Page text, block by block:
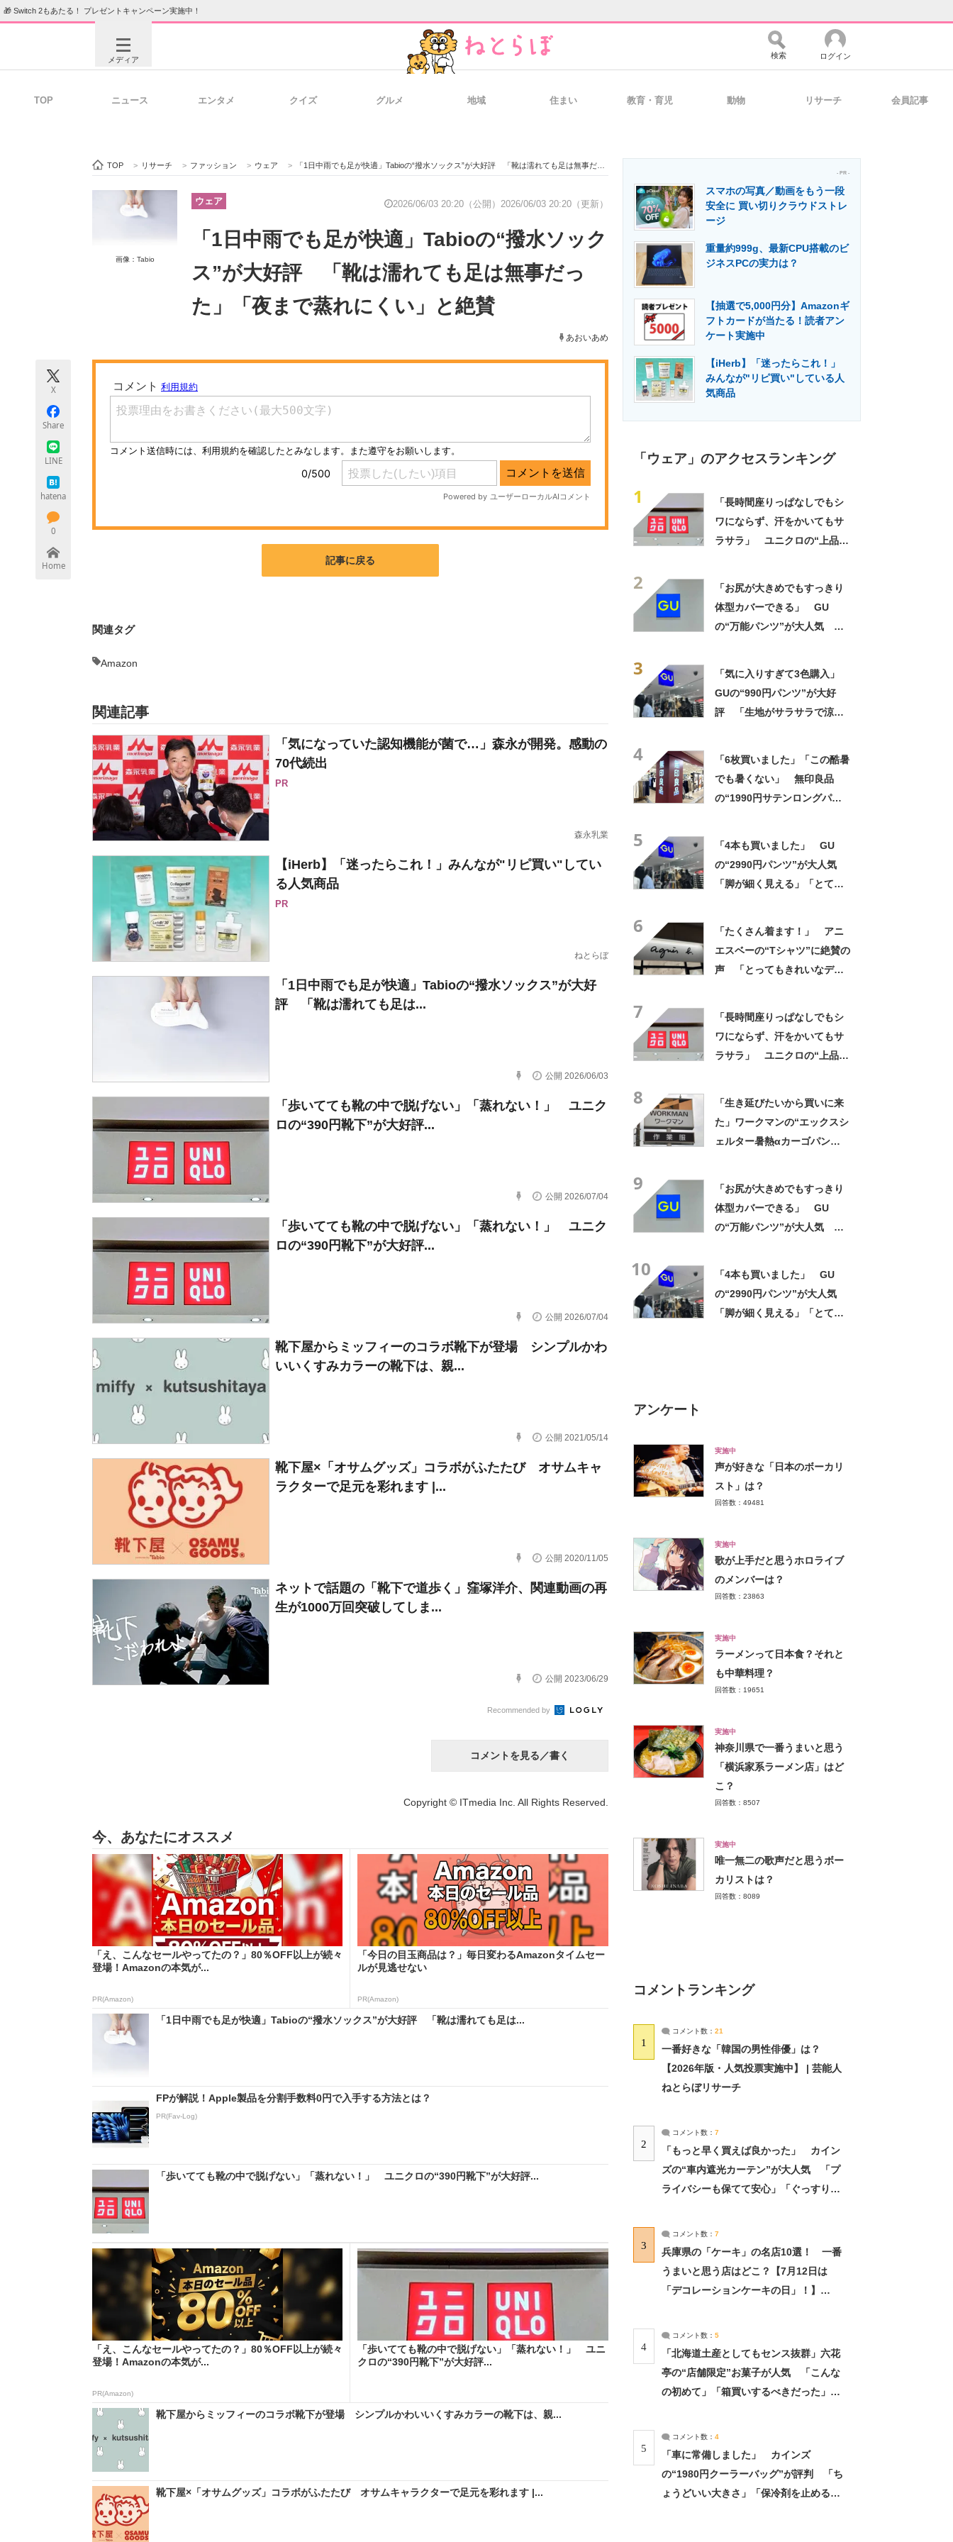
🎁 Switch 2もあたる！ プレゼントキャンペーン実施中！
メディア
ビジネスと働き方のヒント 経営リーダーのコミュニティ マーケ×ITの今がよく分かる
ITエンジニア向け専門サイト 企業向けIT製品の総合サイト 製造業のIT導入・活用を支援
エネルギーの専門メディア 建設×テクノロジーの最前線
ちょっと気になるネットの話題
検索 ログイン
TOP ニュース エンタメ クイズ グルメ 地域 住まい 教育・育児 動物 リサーチ 会員記事
TOP > リサーチ > ファッション > ウェア > 「1日中雨でも足が快適」Tabioの“撥水ソックス”が大好評 「靴は濡れても足は無事だった」「夜まで蒸れにくい」と絶賛
画像：Tabio
ウェア 2026/06/03 20:20（公開） 2026/06/03 20:20（更新）
「1日中雨でも足が快適」Tabioの“撥水ソック
ス”が大好評 「靴は濡れても足は無事だっ
た」「夜まで蒸れにくい」と絶賛
あおいあめ
X
Share
LINE
hatena
0
Home 記事に戻る
関連タグ
Amazon
関連記事
「気になっていた認知機能が菌で…」森永が開発。感動の
70代続出
PR
森永乳業
【iHerb】「迷ったらこれ！」みんなが"リピ買い"してい
る人気商品
PR
ねとらぼ
「1日中雨でも足が快適」Tabioの“撥水ソックス”が大好
評 「靴は濡れても足は...
公開 2026/06/03
「歩いてても靴の中で脱げない」「蒸れない！」 ユニク
ロの“390円靴下”が大好評...
公開 2026/07/04
「歩いてても靴の中で脱げない」「蒸れない！」 ユニク
ロの“390円靴下”が大好評...
公開 2026/07/04
靴下屋からミッフィーのコラボ靴下が登場 シンプルかわ
いいくすみカラーの靴下は、親...
公開 2021/05/14
靴下屋×「オサムグッズ」コラボがふたたび オサムキャ
ラクターで足元を彩れます |...
公開 2020/11/05
ネットで話題の「靴下で道歩く」窪塚洋介、関連動画の再
生が1000万回突破してしま...
公開 2023/06/29
Recommended by
コメントを見る／書く
Copyright © ITmedia Inc. All Rights Reserved.
今、あなたにオススメ
「え、こんなセールやってたの？」80％OFF以上が続々
登場！Amazonの本気が...
PR(Amazon)
「今日の目玉商品は？」毎日変わるAmazonタイムセー
ルが見逃せない
PR(Amazon)
「1日中雨でも足が快適」Tabioの“撥水ソックス”が大好評 「靴は濡れても足は...
FPが解説！Apple製品を分割手数料0円で入手する方法とは？
PR(Fav-Log)
「歩いてても靴の中で脱げない」「蒸れない！」 ユニクロの“390円靴下”が大好評...
「え、こんなセールやってたの？」80％OFF以上が続々
登場！Amazonの本気が...
PR(Amazon)
「歩いてても靴の中で脱げない」「蒸れない！」 ユニ
クロの“390円靴下”が大好評...
靴下屋からミッフィーのコラボ靴下が登場 シンプルかわいいくすみカラーの靴下は、親...
靴下屋×「オサムグッズ」コラボがふたたび オサムキャラクターで足元を彩れます |...
- PR -
スマホの写真／動画をもう一段
安全に 買い切りクラウドストレ
ージ
重量約999g、最新CPU搭載のビ
ジネスPCの実力は？
【抽選で5,000円分】Amazonギ
フトカードが当たる！読者アン
ケート実施中
【iHerb】「迷ったらこれ！」
みんなが"リピ買い"している人
気商品
「ウェア」のアクセスランキング
1
「長時間座りっぱなしでもシ
ワにならず、汗をかいてもサ
ラサラ」 ユニクロの“上品ワ
2
「お尻が大きめでもすっきり
体型カバーできる」 GU
の“万能パンツ”が大人気
3
「気に入りすぎて3色購入」
GUの“990円パンツ”が大好
評 「生地がサラサラで涼し
4
「6枚買いました」「この酷暑
でも暑くない」 無印良品
の“1990円サテンロングパン
5
「4本も買いました」 GU
の“2990円パンツ”が大人気
「脚が細く見える」「とても
6
「たくさん着ます！」 アニ
エスベーの“Tシャツ”に絶賛の
声 「とってもきれいなデザ
7
「長時間座りっぱなしでもシ
ワにならず、汗をかいてもサ
ラサラ」 ユニクロの“上品ワ
8
「生き延びたいから買いに来
た」ワークマンの“エックスシ
ェルター暑熱αカーゴパン
9
「お尻が大きめでもすっきり
体型カバーできる」 GU
の“万能パンツ”が大人気
10
「4本も買いました」 GU
の“2990円パンツ”が大人気
「脚が細く見える」「とても
アンケート
実施中
声が好きな「日本のボーカリ
スト」は？
回答数：49481
実施中
歌が上手だと思うホロライブ
のメンバーは？
回答数：23863
実施中
ラーメンって日本食？それと
も中華料理？
回答数：19651
実施中
神奈川県で一番うまいと思う
「横浜家系ラーメン店」はど
こ？
回答数：8507
実施中
唯一無二の歌声だと思うボー
カリストは？
回答数：8089
コメントランキング
1
コメント数： 21
一番好きな「韓国の男性俳優」は？
【2026年版・人気投票実施中】 | 芸能人
ねとらぼリサーチ
2
コメント数： 7
「もっと早く買えば良かった」 カイン
ズの“車内遮光カーテン”が大人気 「プ
ライバシーも保てて安心」「ぐっすり眠
3
コメント数： 7
兵庫県の「ケーキ」の名店10選！ 一番
うまいと思う店はどこ？【7月12日は
「デコレーションケーキの日」！】
4
コメント数： 5
「北海道土産としてもセンス抜群」六花
亭の“店舗限定”お菓子が人気 「こんな
の初めて」「箱買いするべきだった」
5
コメント数： 4
「車に常備しました」 カインズ
の“1980円クーラーバッグ”が評判 「ち
ょうどいい大きさ」「保冷剤を止めるベ